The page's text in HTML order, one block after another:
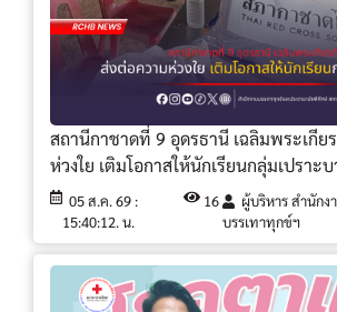
สถานีกาชาดที่ 9 อุดรธานี เฉลิมพระเกีย
ห่วงใย เติมโอกาสให้นักเรียนกลุ่มเปราะบ
05 ส.ค. 69 :
15:40:12. น.
16
ผู้บริหาร สำนักง
บรรเทาทุกข์ฯ